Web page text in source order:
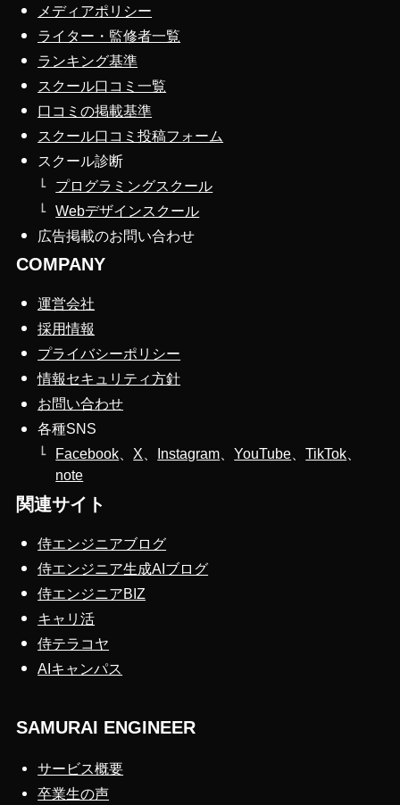
メディアポリシー
ライター・監修者一覧
ランキング基準
スクール口コミ一覧
口コミの掲載基準
スクール口コミ投稿フォーム
スクール診断
プログラミングスクール
Webデザインスクール
広告掲載のお問い合わせ
COMPANY
運営会社
採用情報
プライバシーポリシー
情報セキュリティ方針
お問い合わせ
各種SNS
Facebook
X Instagram 、YouTube 、TikTok
note
関連サイト
侍エンジニアブログ
侍エンジニア生成AIブログ
侍エンジニアBIZ
キャリ活
侍テラコヤ
AIキャンパス
SAMURAI ENGINEER
サービス概要
卒業生の声